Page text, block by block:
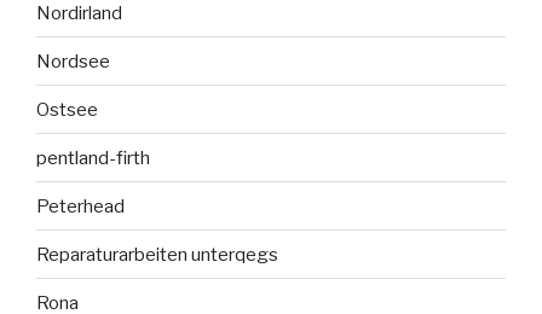
Nordirland
Nordsee
Ostsee
pentland-firth
Peterhead
Reparaturarbeiten unterqegs
Rona